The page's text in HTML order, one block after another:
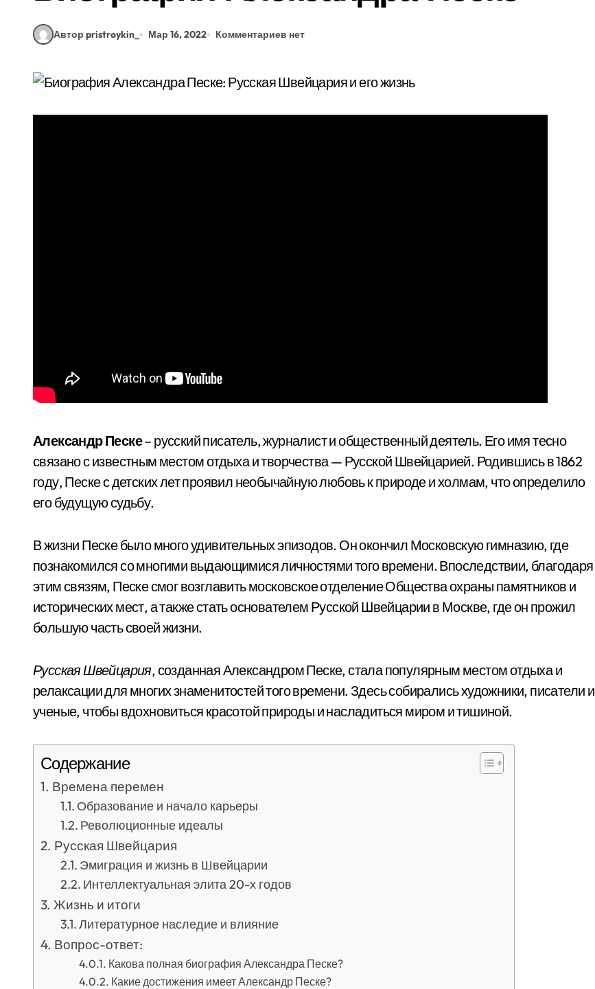
Автор pristroykin_ Мар 16, 2022 Комментариев нет
Александр Песке– русский писатель, журналист и общественный деятель. Его имя тесно
связано с известным местом отдыха и творчества — Русской Швейцарией. Родившись в 1862
году, Песке с детских лет проявил необычайную любовь к природе и холмам, что определило
его будущую судьбу.
В жизни Песке было много удивительных эпизодов. Он окончил Московскую гимназию, где
познакомился со многими выдающимися личностями того времени. Впоследствии, благодаря
этим связям, Песке смог возглавить московское отделение Общества охраны памятников и
исторических мест, а также стать основателем Русской Швейцарии в Москве, где он прожил
большую часть своей жизни.
Русская Швейцария, созданная Александром Песке, стала популярным местом отдыха и
релаксации для многих знаменитостей того времени. Здесь собирались художники, писатели и
ученые, чтобы вдохновиться красотой природы и насладиться миром и тишиной.
Содержание
Времена перемен
Образование и начало карьеры
Революционные идеалы
Русская Швейцария
Эмиграция и жизнь в Швейцарии
Интеллектуальная элита 20-х годов
Жизнь и итоги
Литературное наследие и влияние
Вопрос-ответ:
Какова полная биография Александра Песке?
Какие достижения имеет Александр Песке?